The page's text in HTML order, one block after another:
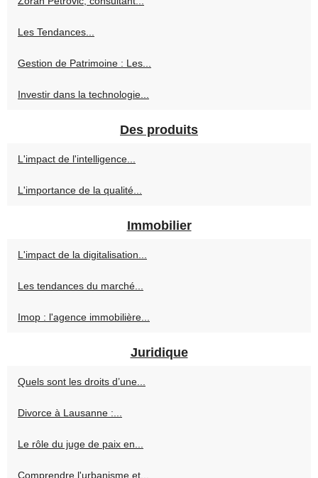
Les Tendances...
Gestion de Patrimoine : Les...
Investir dans la technologie...
Des produits
L'impact de l'intelligence...
L'importance de la qualité...
Immobilier
L'impact de la digitalisation...
Les tendances du marché...
Imop : l'agence immobilière...
Juridique
Quels sont les droits d’une...
Divorce à Lausanne :...
Le rôle du juge de paix en...
Comprendre l'urbanisme et...